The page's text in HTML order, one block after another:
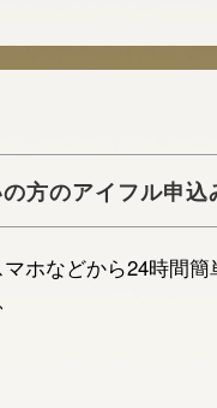
方のアイフル申込
ホなどから24時間簡